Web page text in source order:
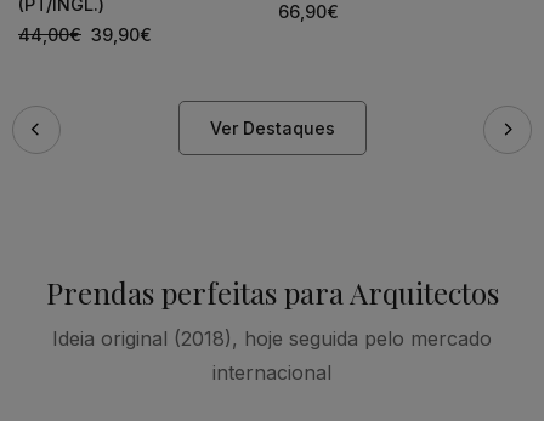
44,00€ 39,90€
66,90€
Ver Destaques
Prendas perfeitas para Arquitectos
Ideia original (2018), hoje seguida pelo mercado
internacional